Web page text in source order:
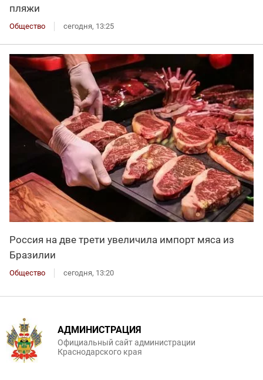
пляжи
Общество сегодня, 13:25
Россия на две трети увеличила импорт мяса из
Бразилии
Общество сегодня, 13:20
АДМИНИСТРАЦИЯ
Официальный сайт администрации
Краснодарского края